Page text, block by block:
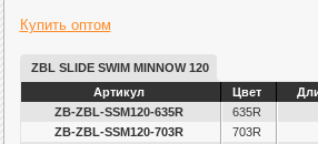
Купить оптом
ZBL SLIDE SWIM MINNOW 120
Артикул
Цвет
ZB-ZBL-SSM120-635R
635R
ZB-ZBL-SSM120-703R
703R